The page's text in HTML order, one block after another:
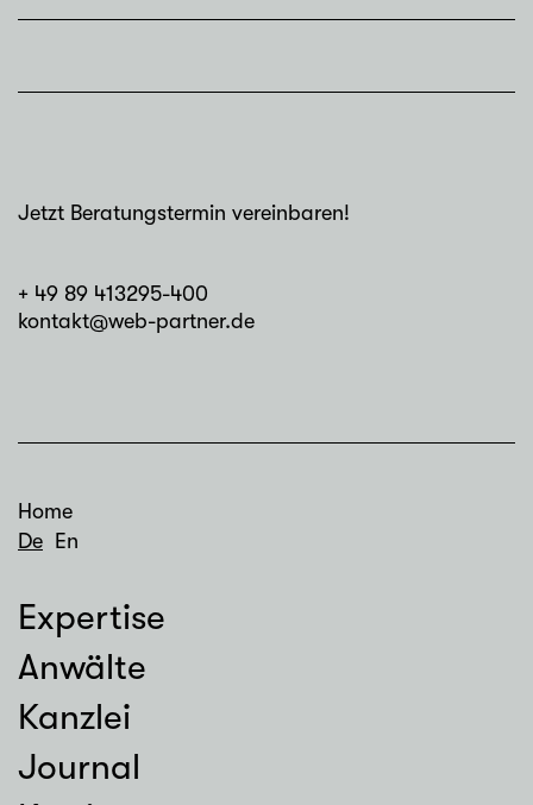
Jetzt Beratungstermin vereinbaren!
+ 49 89 413295-400
kontakt@web-partner.de
Home
De En
Expertise
Anwälte
Kanzlei
Journal